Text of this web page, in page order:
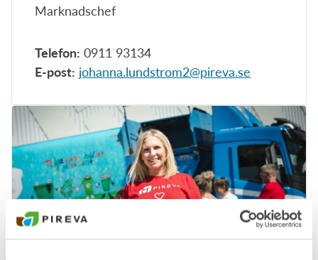
Marknadschef
Telefon: 0911 93134
E-post: johanna.lundstrom2@pireva.se